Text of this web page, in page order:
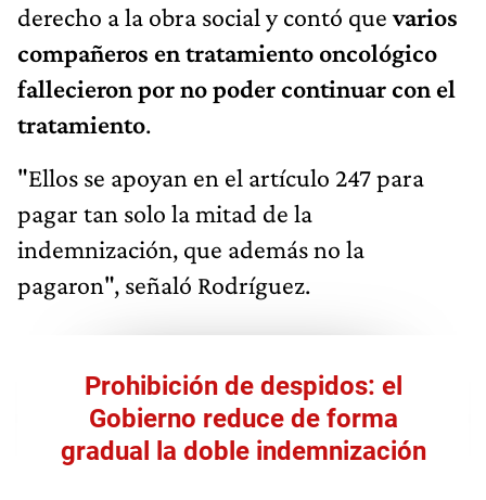
derecho a la obra social y contó quevarios
compañeros en tratamiento oncológico
fallecieron por no poder continuar con el
tratamiento.
"Ellos se apoyan en el artículo 247 para
pagar tan solo la mitad de la
indemnización, que además no la
pagaron", señaló Rodríguez.
Prohibición de despidos: el
Gobierno reduce de forma
gradual la doble indemnización